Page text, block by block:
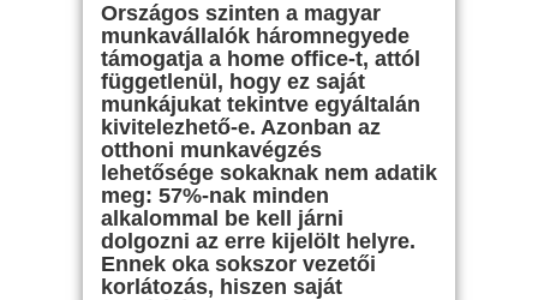
Országos szinten a magyar
munkavállalók háromnegyede
támogatja a home office-t, attól
függetlenül, hogy ez saját
munkájukat tekintve egyáltalán
kivitelezhető-e. Azonban az
otthoni munkavégzés
lehetősége sokaknak nem adatik
meg: 57%-nak minden
alkalommal be kell járni
dolgozni az erre kijelölt helyre.
Ennek oka sokszor vezetői
korlátozás, hiszen saját